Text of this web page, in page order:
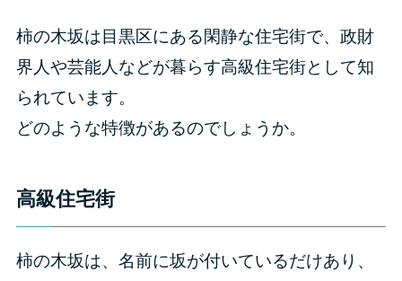
柿の木坂は目黒区にある閑静な住宅街で、政財
界人や芸能人などが暮らす高級住宅街として知
られています。
どのような特徴があるのでしょうか。
高級住宅街
柿の木坂は、名前に坂が付いているだけあり、